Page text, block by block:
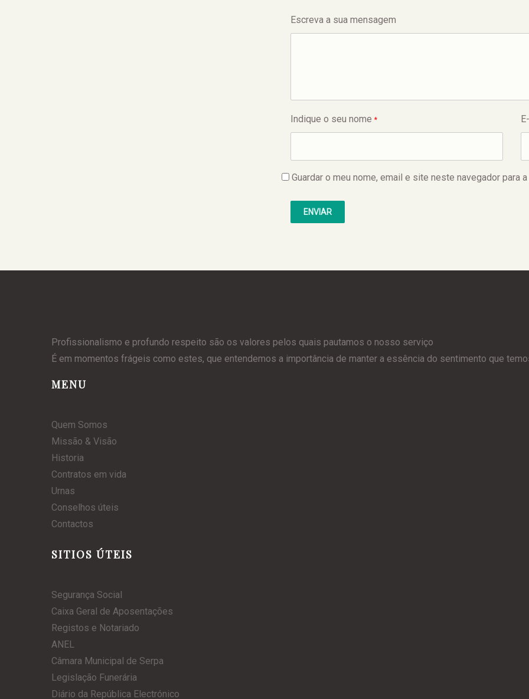
Escreva a sua mensagem
Indique o seu nome *
Guardar o meu nome, email e site neste navegador para
Profissionalismo e profundo respeito são os valores pelos quais pautamos o nosso serviço
É em momentos frágeis como estes, que entendemos a importância de manter a essência do sentimento que
MENU
Quem Somos
Missão & Visão
Historia
Contratos em vida
Urnas
Conselhos úteis
Contactos
SITIOS ÚTEIS
Segurança Social
Caixa Geral de Aposentações
Registos e Notariado
ANEL
Câmara Municipal de Serpa
Legislação Funerária
Diário da República Electrónico